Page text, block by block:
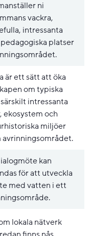
fönster.
ni
vackra,
intressanta
platser
fönster.
är ett sätt att öka
om typiska
intressanta
ekosystem och
miljöer
avrinningsområdet.
fönster.
kan
för att utveckla
med vatten i ett
lokala nätverk